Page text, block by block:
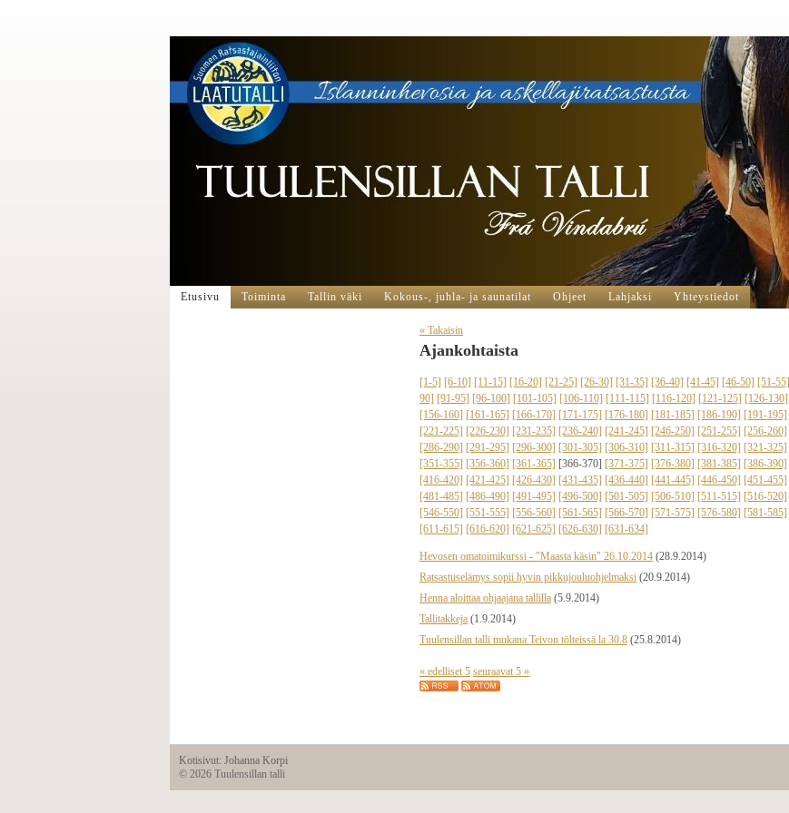
Etusivu Toiminta Tallin väki Kokous-, juhla- ja saunatilat Ohjeet Lahjaksi Yhteystiedot
« Takaisin
Ajankohtaista
[1-5] [6-10] [11-15] [16-20] [21-25] [26-30] [31-35] [36-40] [41-45] [46-50] [51-55]
90] [91-95] [96-100] [101-105] [106-110] [111-115] [116-120] [121-125] [126-130]
[156-160] [161-165] [166-170] [171-175] [176-180] [181-185] [186-190] [191-195]
[221-225] [226-230] [231-235] [236-240] [241-245] [246-250] [251-255] [256-260]
[286-290] [291-295] [296-300] [301-305] [306-310] [311-315] [316-320] [321-325]
[351-355] [356-360] [361-365] [366-370] [371-375] [376-380] [381-385] [386-390]
[416-420] [421-425] [426-430] [431-435] [436-440] [441-445] [446-450] [451-455]
[481-485] [486-490] [491-495] [496-500] [501-505] [506-510] [511-515] [516-520]
[546-550] [551-555] [556-560] [561-565] [566-570] [571-575] [576-580] [581-585]
[611-615] [616-620] [621-625] [626-630] [631-634]
Hevosen omatoimikurssi - "Maasta käsin" 26.10.2014 (28.9.2014)
Ratsastuselämys sopii hyvin pikkujouluohjelmaksi (20.9.2014)
Henna aloittaa ohjaajana tallilla (5.9.2014)
Tallitakkeja (1.9.2014)
Tuulensillan talli mukana Teivon tölteissä la 30.8 (25.8.2014)
« edelliset 5 seuraavat 5 »
Kotisivut: Johanna Korpi
© 2026 Tuulensillan talli